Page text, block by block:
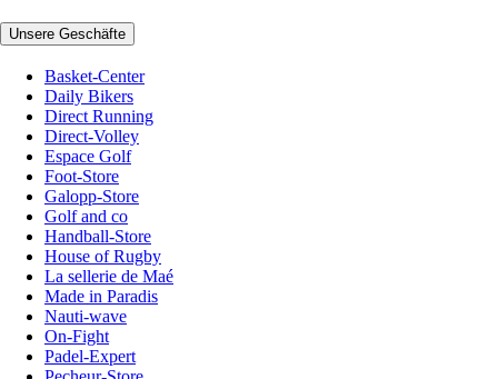
Unsere Geschäfte
Basket-Center
Daily Bikers
Direct Running
Direct-Volley
Espace Golf
Foot-Store
Galopp-Store
Golf and co
Handball-Store
House of Rugby
La sellerie de Maé
Made in Paradis
Nauti-wave
On-Fight
Padel-Expert